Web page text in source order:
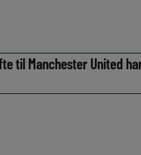
til Manchester United